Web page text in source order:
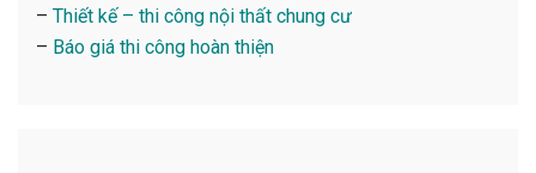
– Thiết kế – thi công nội thất chung cư
– Báo giá thi công hoàn thiện